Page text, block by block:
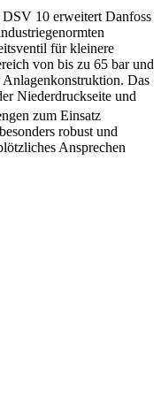
10 erweitert Danfoss
für kleinere
von bis zu 65 bar und
Das
Niederdruckseite und
zum Einsatz
robust und
Ansprechen